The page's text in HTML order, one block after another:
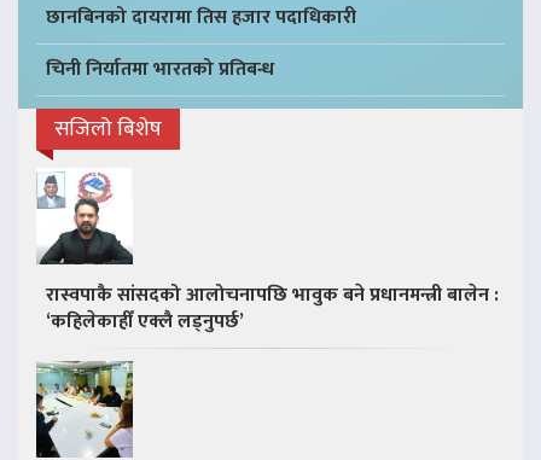
छानबिनको दायरामा तिस हजार पदाधिकारी
चिनी निर्यातमा भारतको प्रतिबन्ध
सजिलो बिशेष
रास्वपाकै सांसदको आलोचनापछि भावुक बने प्रधानमन्त्री बालेन :
‘कहिलेकाहीँ एक्लै लड्नुपर्छ’